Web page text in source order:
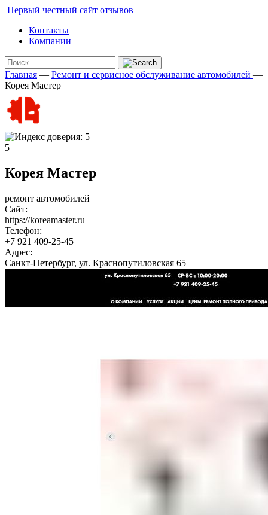
Первый честный сайт отзывов
Контакты
Компании
Главная — Ремонт и сервисное обслуживание автомобилей —
Корея Мастер
5
Корея Мастер
ремонт автомобилей
Сайт:
https://koreamaster.ru
Телефон:
+7 921 409-25-45
Адрес:
Санкт-Петербург, ул. Краснопутиловская 65